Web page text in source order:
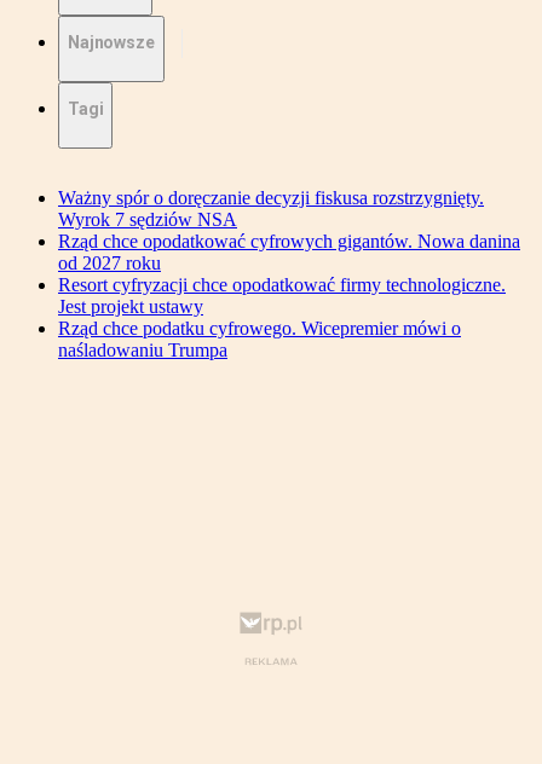
Najnowsze
Tagi
Ważny spór o doręczanie decyzji fiskusa rozstrzygnięty.
Wyrok 7 sędziów NSA
Rząd chce opodatkować cyfrowych gigantów. Nowa danina
od 2027 roku
Resort cyfryzacji chce opodatkować firmy technologiczne.
Jest projekt ustawy
Rząd chce podatku cyfrowego. Wicepremier mówi o
naśladowaniu Trumpa